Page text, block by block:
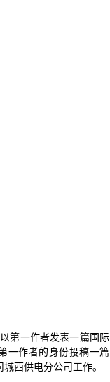
第一作者发表一篇国际
一作者的身份投稿一篇
城西供电分公司 工作。